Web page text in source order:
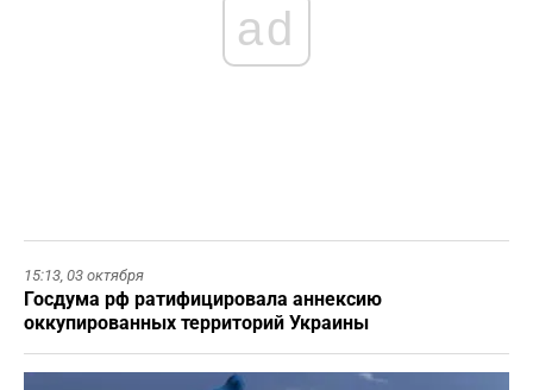
ad
15:13, 03 октября
Госдума рф ратифицировала аннексию
оккупированных территорий Украины